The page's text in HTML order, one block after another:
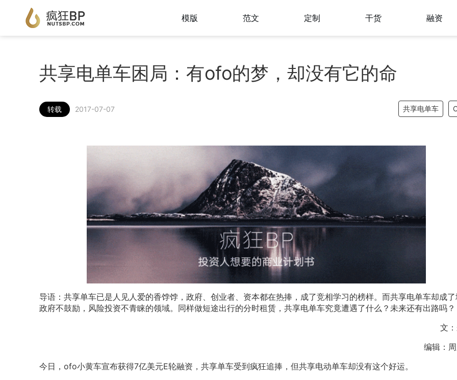
模版 范文 定制 干货 融资
共享电单车困局：有ofo的梦，却没有它的命
转载 2017-07-07 共享电单车
导语：共享单车已是人见人爱的香饽饽，政府、创业者、资本都在热捧，成了竞相学习的榜样。而共享电单车却成
政府不鼓励，风险投资不青睐的领域。同样做短途出行的分时租赁，共享电单车究竟遭遇了什么？未来还有出路吗？
文
编辑：
今日，ofo小黄车宣布获得7亿美元E轮融资，共享单车受到疯狂追捧，但共享电动单车却没有这个好运。